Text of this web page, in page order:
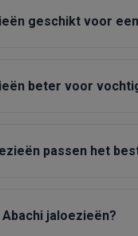
geschikt voor
beter voor
passen het
jaloezieën?